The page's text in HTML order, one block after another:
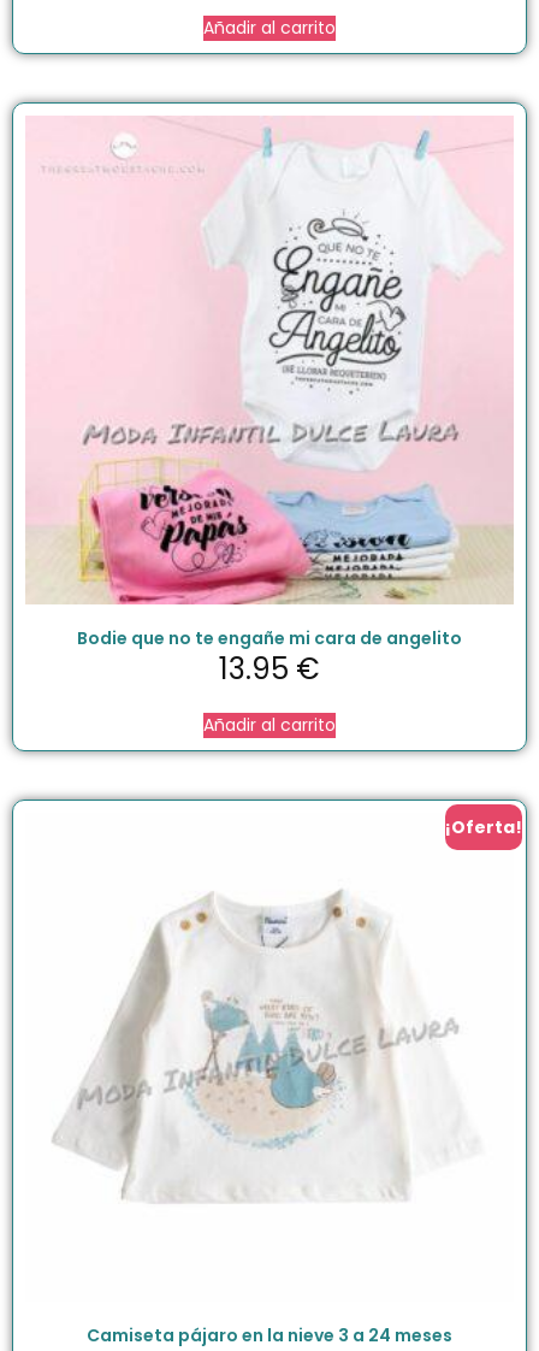
Añadir al carrito
Bodie que no te engañe mi cara de angelito
13.95 €
Añadir al carrito
¡Oferta!
Camiseta pájaro en la nieve 3 a 24 meses